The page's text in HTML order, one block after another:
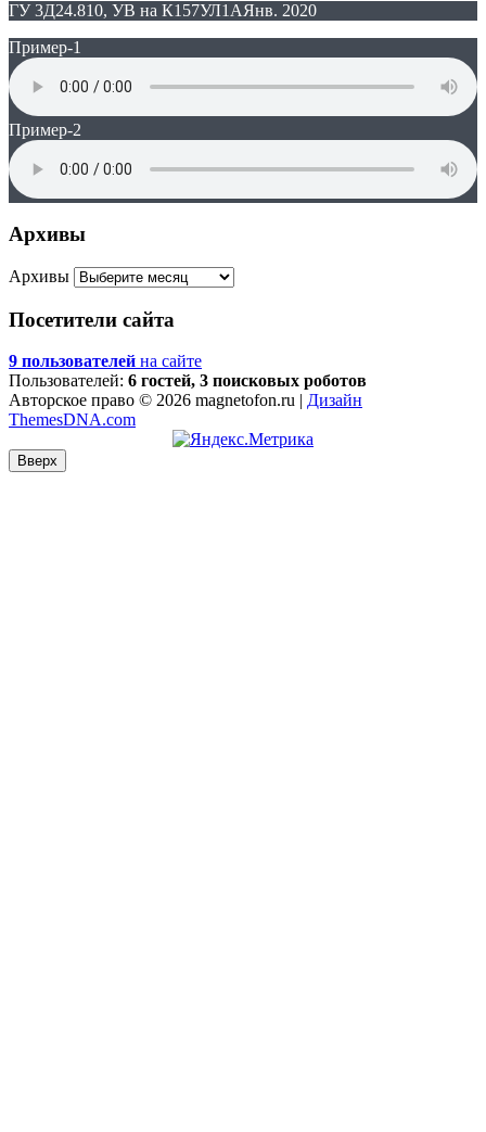
ГУ 3Д24.810, УВ на К157УЛ1АЯнв. 2020
Пример-1
Пример-2
Архивы
Архивы
Посетители сайта
9 пользователей на сайте
Пользователей: 6 гостей, 3 поисковых роботов
Авторское право © 2026 magnetofon.ru | Дизайн
ThemesDNA.com
Вверх